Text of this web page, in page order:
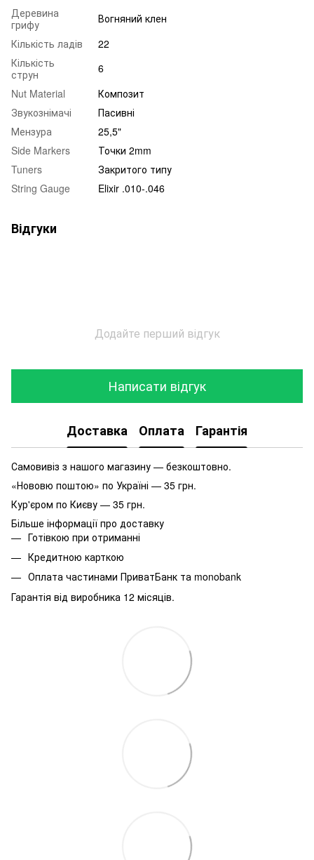
Деревина
грифу
Вогняний клен
Кількість ладів
22
Кількість
струн
6
Nut Material
Композит
Звукознімачі
Пасивні
Мензура
25,5"
Side Markers
Точки 2mm
Tuners
Закритого типу
String Gauge
Elixir .010-.046
Відгуки
Додайте перший відгук
Написати відгук
Доставка Оплата Гарантія
Самовивіз з нашого магазину — безкоштовно.
«Нововю поштою» по Україні — 35 грн.
Кур'єром по Києву — 35 грн.
Більше інформації про доставку
Готівкою при отриманні
Кредитною карткою
Оплата частинами ПриватБанк та monobank
Гарантія від виробника 12 місяців.